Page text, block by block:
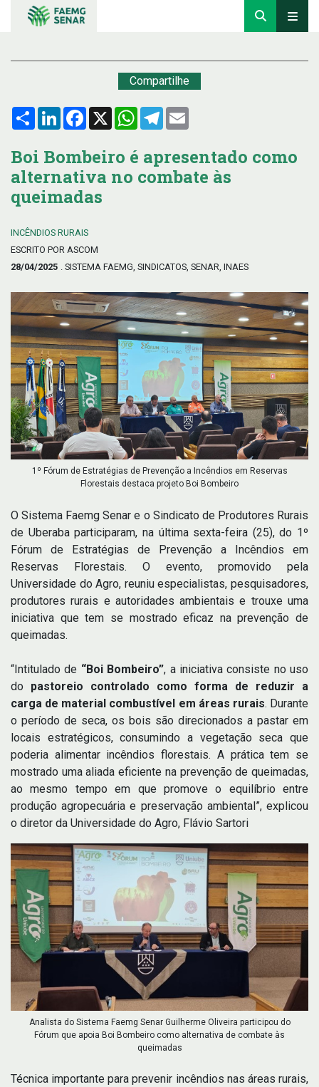
Compartilhe
Compartilhar
LinkedInFacebook
X WhatsApp
Telegram
Boi Bombeiro é apresentado como
alternativa no combate às
queimadas
INCÊNDIOS RURAIS
ESCRITO POR ASCOM
28/04/2025 . SISTEMA FAEMG, SINDICATOS, SENAR, INAES
1º Fórum de Estratégias de Prevenção a Incêndios em Reservas
Florestais destaca projeto Boi Bombeiro
O Sistema Faemg Senar e o Sindicato de Produtores Rurais
de Uberaba participaram, na última sexta-feira (25), do 1º
Fórum de Estratégias de Prevenção a Incêndios em
Reservas Florestais. O evento, promovido pela
Universidade do Agro, reuniu especialistas, pesquisadores,
produtores rurais e autoridades ambientais e trouxe uma
iniciativa que tem se mostrado eficaz na prevenção de
queimadas.
“Intitulado de “Boi Bombeiro”, a iniciativa consiste no uso
do pastoreio controlado como forma de reduzir a
carga de material combustível em áreas rurais. Durante
o período de seca, os bois são direcionados a pastar em
locais estratégicos, consumindo a vegetação seca que
poderia alimentar incêndios florestais. A prática tem se
mostrado uma aliada eficiente na prevenção de queimadas,
ao mesmo tempo em que promove o equilíbrio entre
produção agropecuária e preservação ambiental”, explicou
o diretor da Universidade do Agro, Flávio Sartori
Analista do Sistema Faemg Senar Guilherme Oliveira participou do
Fórum que apoia Boi Bombeiro como alternativa de combate às
queimadas
Técnica importante para prevenir incêndios nas áreas rurais,